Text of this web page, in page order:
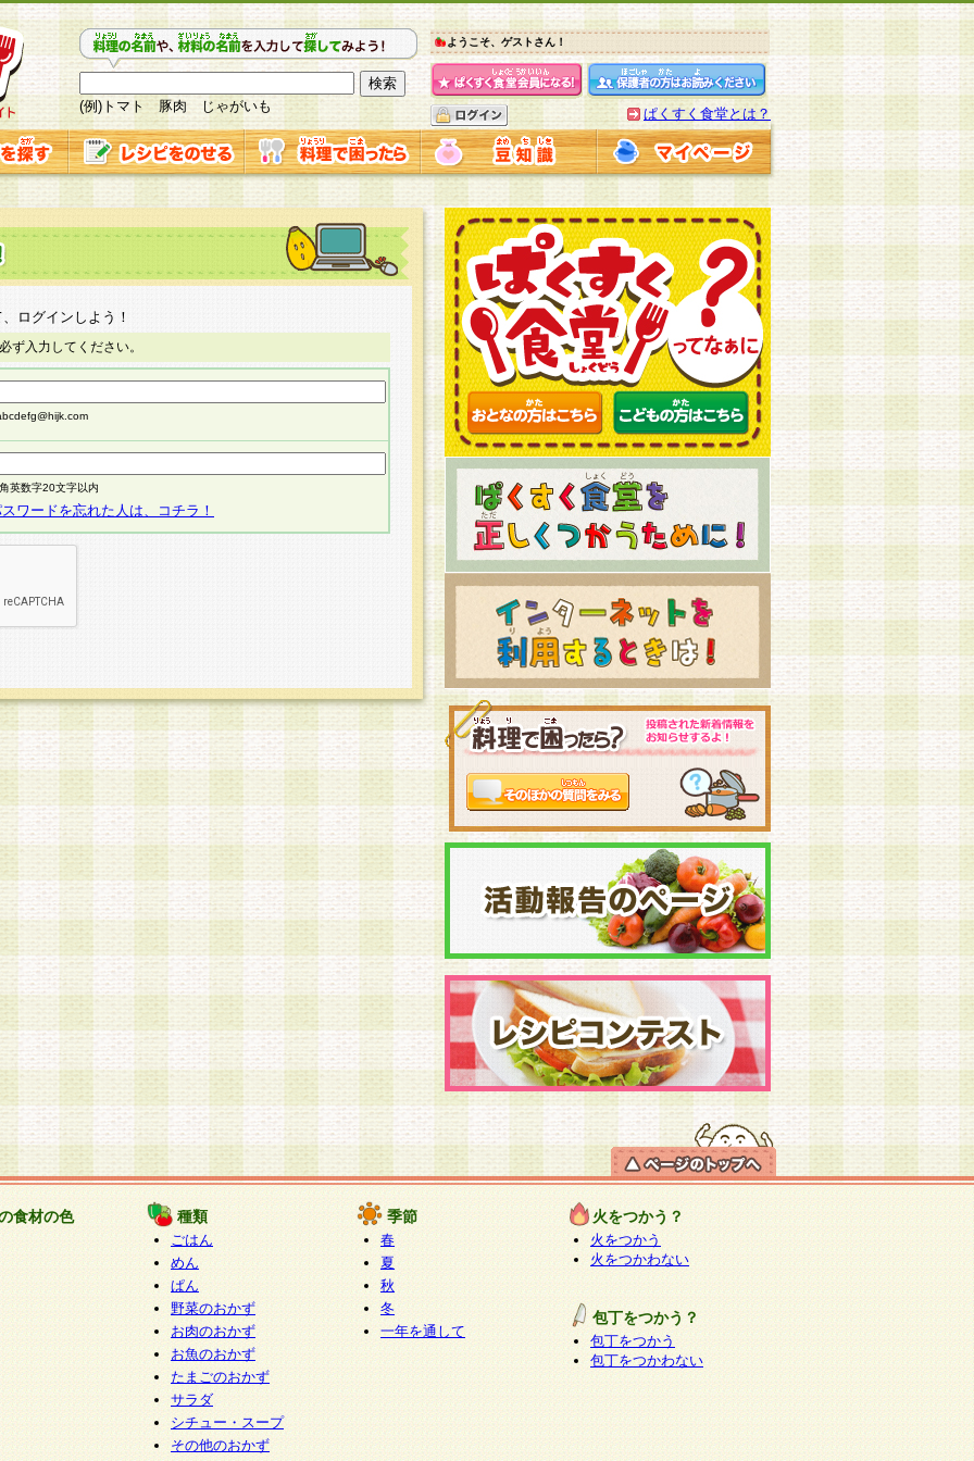
(例)トマト 豚肉 じゃがいも
ようこそ、ゲストさん！
ぱくすく食堂とは？
ログインしよう！
ず入力してください。
英数字20文字以内
ワードを忘れた人は、コチラ！
食材の色 種類
ごはん
めん
ぱん
野菜のおかず
お肉のおかず
お魚のおかず
たまごのおかず
サラダ
シチュー・スープ
その他のおかず
季節
春
夏
秋
冬
一年を通して
火をつかう？
火をつかう
火をつかわない
包丁をつかう？
包丁をつかう
包丁をつかわない